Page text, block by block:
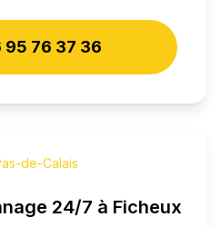
95 76 37 36
de-Calais
24/7 à Ficheux